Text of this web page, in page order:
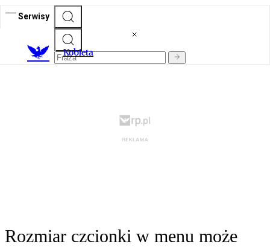
Serwisy
Kobieta
Rozmiar czcionki w menu może